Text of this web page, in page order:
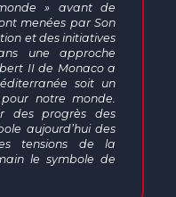
» avant de
menées par Son
et des initiatives
une approche
II de Monaco a
soit un
notre monde.
des progrès des
aujourd’hui des
tensions de la
le symbole de